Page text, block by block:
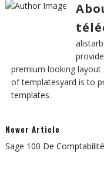
premium looking layout
of templatesyard is to
templates.
Newer Article
Sage 100 De